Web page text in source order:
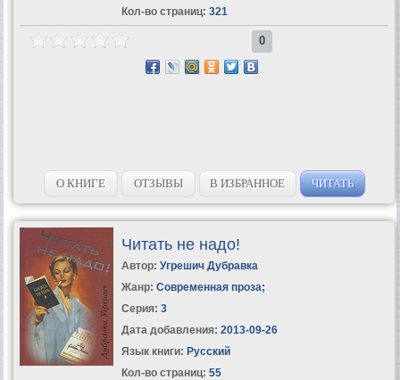
Кол-во страниц: 321
0
О КНИГЕ ОТЗЫВЫ В ИЗБРАННОЕ ЧИТАТЬ
Читать не надо!
Автор: Угрешич Дубравка
Жанр: Современная проза;
Серия: 3
Дата добавления: 2013-09-26
Язык книги: Русский
Кол-во страниц: 55